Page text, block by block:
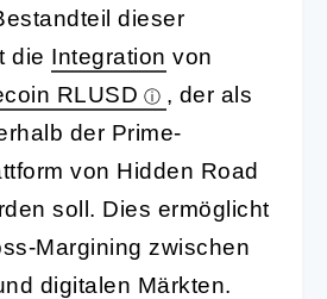
dieser
die Integration von
RLUSD
, der als
der Prime-
von Hidden Road
soll. Dies ermöglicht
Margining zwischen
digitalen Märkten.